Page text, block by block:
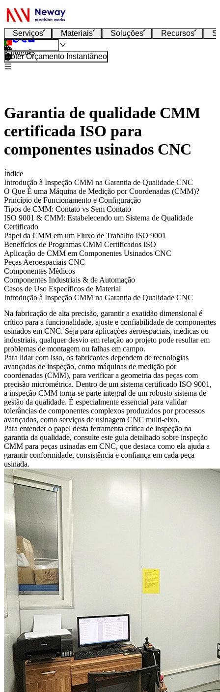
Serviços Materiais Soluções Recursos
Português
Obter Orçamento Instantâneo
Garantia de qualidade CMM
certificada ISO para
componentes usinados CNC
Índice
Introdução à Inspeção CMM na Garantia de Qualidade CNC
O Que É uma Máquina de Medição por Coordenadas (CMM)?
Princípio de Funcionamento e Configuração
Tipos de CMM: Contato vs Sem Contato
ISO 9001 & CMM: Estabelecendo um Sistema de Qualidade
Certificado
Papel da CMM em um Fluxo de Trabalho ISO 9001
Benefícios de Programas CMM Certificados ISO
Aplicação de CMM em Componentes Usinados CNC
Peças Aeroespaciais CNC
Componentes Médicos
Componentes Industriais & de Automação
Casos de Uso Específicos de Material
Introdução à Inspeção CMM na Garantia de Qualidade CNC
Na fabricação de alta precisão, garantir a exatidão dimensional é
crítico para a funcionalidade, ajuste e confiabilidade de componentes
usinados em CNC. Seja para aplicações aeroespaciais, médicas ou
industriais, qualquer desvio em relação ao projeto pode resultar em
problemas de montagem ou falhas em campo.
Para lidar com isso, os fabricantes dependem de tecnologias
avançadas de inspeção, como máquinas de medição por
coordenadas (CMM), para verificar a geometria das peças com
precisão micrométrica. Dentro de um sistema certificado ISO 9001,
a inspeção CMM torna-se parte integral de um robusto sistema de
gestão da qualidade. É especialmente essencial para validar
tolerâncias de componentes complexos produzidos por processos
avançados, como serviços de usinagem CNC multi-eixo.
Para entender o papel desta ferramenta crítica de inspeção na
garantia da qualidade, consulte este guia detalhado sobre inspeção
CMM para peças usinadas em CNC, que destaca como ela ajuda a
garantir conformidade, consistência e confiança em cada peça
usinada.